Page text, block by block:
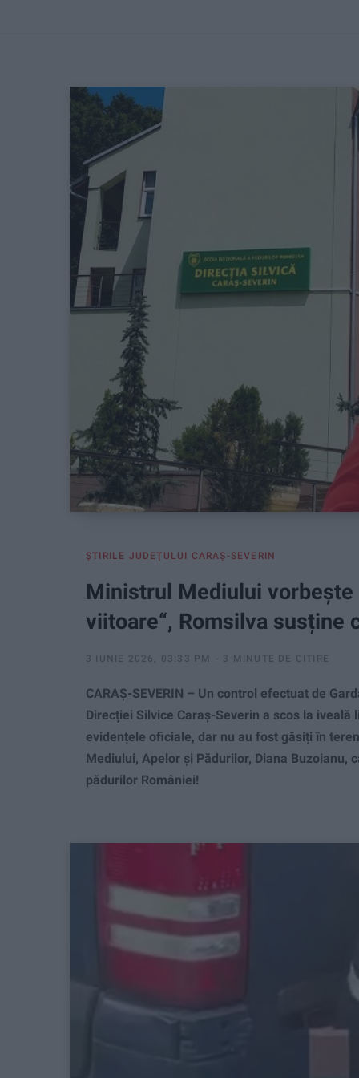
ŞTIRILE JUDEŢULUI CARAŞ-SEVERIN
Ministrul Mediului
viitoare“, Romsilva susține
3 IUNIE 2026, 03:33 PM 3 MINUTE DE CITIRE
CARAȘ-SEVERIN – Un control efectuat de
Direcției Silvice Caraș-Severin a scos la
evidențele oficiale, dar nu au fost găsiți în
Mediului, Apelor și Pădurilor, Diana
pădurilor României!